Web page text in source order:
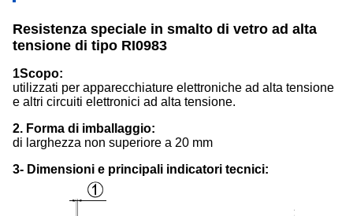
Resistenza speciale in smalto di vetro ad alta
tensione di tipo RI0983
1Scopo:
utilizzati per apparecchiature elettroniche ad alta tensione
e altri circuiti elettronici ad alta tensione.
2. Forma di imballaggio:
di larghezza non superiore a 20 mm
3- Dimensioni e principali indicatori tecnici: